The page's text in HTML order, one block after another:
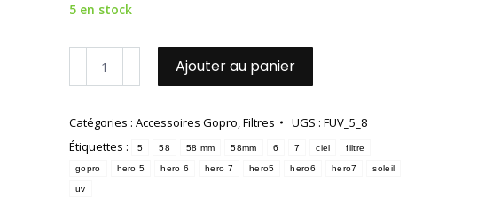
5 en stock
de
filtre
UV
58mm
Ajouter au panier
Catégories : Accessoires Gopro,Filtres UGS : FUV_5_8
Étiquettes :
5 58 58 mm 58mm 6 7 ciel filtre
gopro hero 5 hero 6 hero 7 hero5 hero6 hero7 soleil
uv